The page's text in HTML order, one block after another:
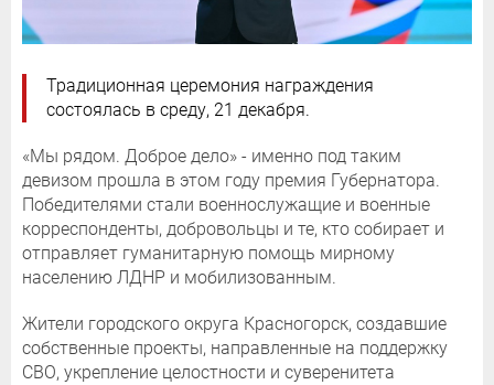
Традиционная церемония награждения
состоялась в среду, 21 декабря.
«Мы рядом. Доброе дело» - именно под таким
девизом прошла в этом году премия Губернатора.
Победителями стали военнослужащие и военные
корреспонденты, добровольцы и те, кто собирает и
отправляет гуманитарную помощь мирному
населению ЛДНР и мобилизованным.
Жители городского округа Красногорск, создавшие
собственные проекты, направленные на поддержку
СВО, укрепление целостности и суверенитета